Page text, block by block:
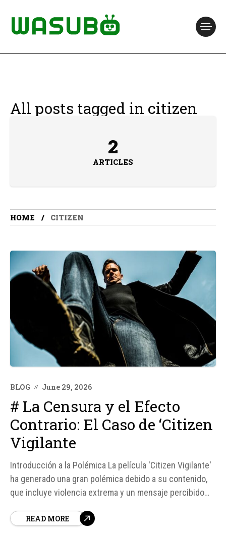
All posts tagged in citizen
2
ARTICLES
HOME CITIZEN
BLOG June 29, 2026
# La Censura y el Efecto
Contrario: El Caso de ‘Citizen
Vigilante
Introducción a la Polémica La película 'Citizen Vigilante'
ha generado una gran polémica debido a su contenido,
que incluye violencia extrema y un mensaje percibido
organismo alemán de clasificación por edades, negara
READ MORE